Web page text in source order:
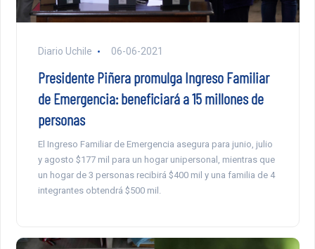
Diario Uchile 06-06-2021
Presidente Piñera promulga Ingreso Familiar
de Emergencia: beneficiará a 15 millones de
personas
El Ingreso Familiar de Emergencia asegura para junio, julio
y agosto $177 mil para un hogar unipersonal, mientras que
un hogar de 3 personas recibirá $400 mil y una familia de 4
integrantes obtendrá $500 mil.